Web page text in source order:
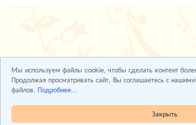
Закрыть
Мы используем файлы cookie, чтобы сделать контент
Продолжая просматривать сайт, Вы соглашаетесь с
файлов. Подробнее...